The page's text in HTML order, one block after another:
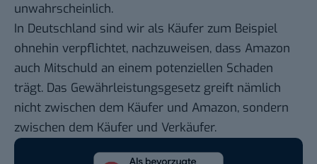
unwahrscheinlich.
In Deutschland sind wir als Käufer zum Beispiel
ohnehin verpflichtet, nachzuweisen, dass Amazon
auch Mitschuld an einem potenziellen Schaden
trägt. Das Gewährleistungsgesetz greift nämlich
nicht zwischen dem Käufer und Amazon, sondern
zwischen dem Käufer und Verkäufer.